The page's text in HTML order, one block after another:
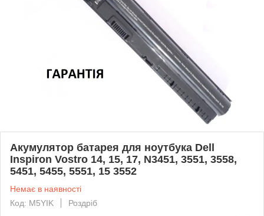
Акумулятор батарея для ноутбука Dell
Inspiron Vostro 14, 15, 17, N3451, 3551, 3558,
5451, 5455, 5551, 15 3552
Немає в наявності
Код: M5YIK
Роздріб